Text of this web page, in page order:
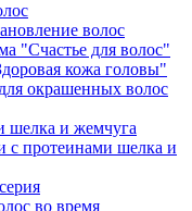
волос
"Счастье для волос"
кожа головы"
окрашенных волос
шелка и жемчуга
с протеинами шелка и
во время